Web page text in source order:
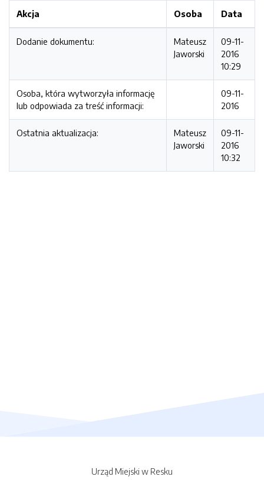
Akcja Osoba Data
Dodanie dokumentu:
Mateusz
Jaworski
09-11-
2016
10:29
Osoba, która wytworzyła informację
lub odpowiada za treść informacji:
09-11-
2016
Ostatnia aktualizacja:
Mateusz
Jaworski
09-11-
2016
10:32
Urząd Miejski w Resku